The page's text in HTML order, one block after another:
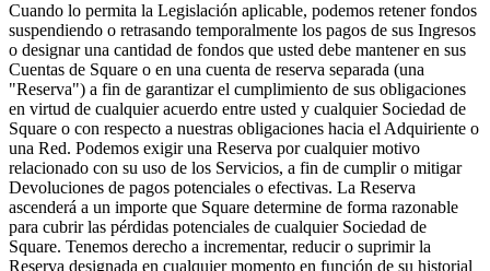
Cuando lo permita la Legislación aplicable, podemos retener fondos
suspendiendo o retrasando temporalmente los pagos de sus Ingresos
o designar una cantidad de fondos que usted debe mantener en sus
Cuentas de Square o en una cuenta de reserva separada (una
"Reserva") a fin de garantizar el cumplimiento de sus obligaciones
en virtud de cualquier acuerdo entre usted y cualquier Sociedad de
Square o con respecto a nuestras obligaciones hacia el Adquiriente o
una Red. Podemos exigir una Reserva por cualquier motivo
relacionado con su uso de los Servicios, a fin de cumplir o mitigar
Devoluciones de pagos potenciales o efectivas. La Reserva
ascenderá a un importe que Square determine de forma razonable
para cubrir las pérdidas potenciales de cualquier Sociedad de
Square. Tenemos derecho a incrementar, reducir o suprimir la
Reserva designada en cualquier momento en función de su historial